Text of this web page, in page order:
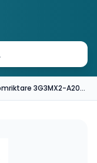
Omron frekvensomriktare 3G3MX2-A2022-EV2